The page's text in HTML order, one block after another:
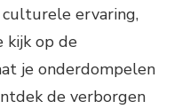
culturele ervaring,
kijk op de
je onderdompelen
de verborgen